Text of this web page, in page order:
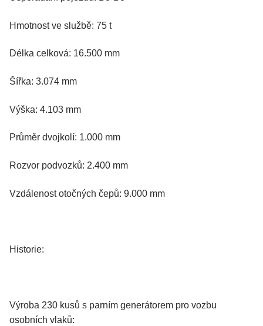
Hmotnost ve službě: 75 t
Délka celková: 16.500 mm
Šířka: 3.074 mm
Výška: 4.103 mm
Průměr dvojkolí: 1.000 mm
Rozvor podvozků: 2.400 mm
Vzdálenost otočných čepů: 9.000 mm
Historie:
Výroba 230 kusů s parním generátorem pro vozbu
osobních vlaků: